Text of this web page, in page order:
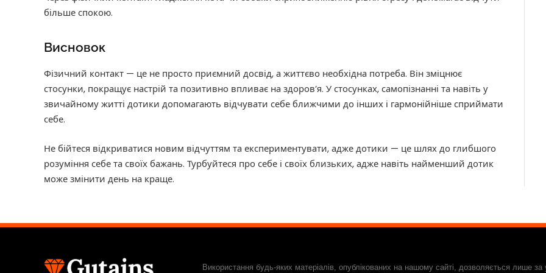
більше спокою.
Висновок
Фізичний контакт — це не просто приємний досвід, а життєво необхідна потреба. Він зміцнює
стосунки, покращує настрій та позитивно впливає на здоров’я. У стосунках, самопізнанні та навіть у
звичайному житті дотики допомагають відчувати себе ближчими до інших і гармонійніше сприймати
себе.
Не бійтеся відкриватися новим відчуттям та експериментувати, адже дотики — це шлях до глибшого
розуміння себе та своїх бажань. Турбуйтеся про себе і своїх близьких, адже навіть найменший дотик
може змінити день на краще.
Використання будь-яких матеріалів, опублікованих на нашому сайті, дозволяється лише